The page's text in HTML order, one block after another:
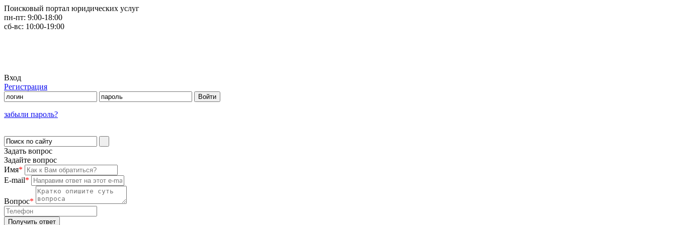
Поисковый портал юридических услуг
пн-пт: 9:00-18:00
сб-вс: 10:00-19:00
Вход
Регистрация
забыли пароль?
Задать вопрос
Задайте вопрос
Имя*
E-mail*
Вопрос*